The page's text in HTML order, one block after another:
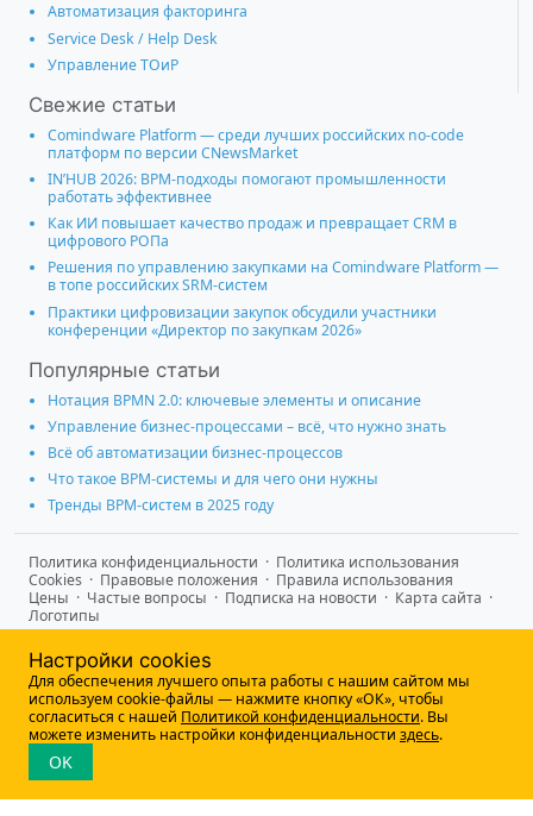
Автоматизация факторинга
Service Desk / Help Desk
Управление ТОиР
Свежие статьи
Comindware Platform — среди лучших российских no-code
платформ по версии CNewsMarket
IN’HUB 2026: BPM-подходы помогают промышленности
работать эффективнее
Как ИИ повышает качество продаж и превращает CRM в
цифрового РОПа
Решения по управлению закупками на Comindware Platform —
в топе российских SRM-систем
Практики цифровизации закупок обсудили участники
конференции «Директор по закупкам 2026»
Популярные статьи
Нотация BPMN 2.0: ключевые элементы и описание
Управление бизнес-процессами – всё, что нужно знать
Всё об автоматизации бизнес-процессов
Что такое BPM-системы и для чего они нужны
Тренды BPM-систем в 2025 году
Политика конфиденциальности · Политика использования
Cookies · Правовые положения · Правила использования
Цены · Частые вопросы · Подписка на новости · Карта сайта ·
Логотипы
© 2009-2026 Comindware
данном сайте адресована лицам, осуществляющим
предпринимательскую деятельность и не является
информацией, предназначенной для публичного ознакомления
потребителей.
Настройки cookies
Для обеспечения лучшего опыта работы с нашим сайтом мы
используем cookie-файлы — нажмите кнопку «ОК», чтобы
согласиться с нашей Политикой конфиденциальности. Вы
можете изменить настройки конфиденциальности здесь.
OK